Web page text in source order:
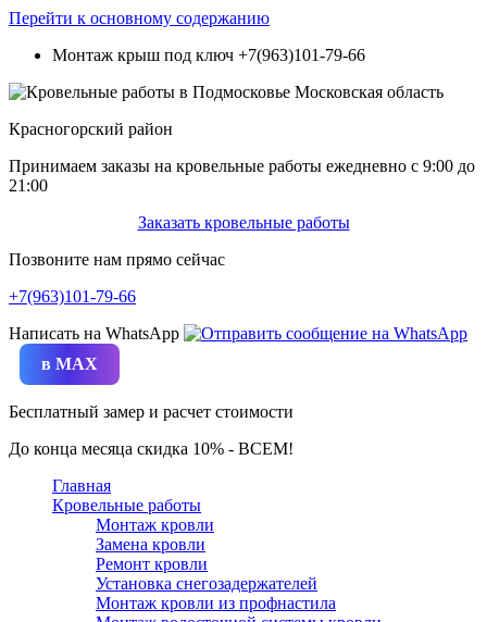
Перейти к основному содержанию
Монтаж крыш под ключ +7(963)101-79-66
Красногорский район
Принимаем заказы на кровельные работы ежедневно c 9:00 до
21:00
Заказать кровельные работы
Позвоните нам прямо сейчас
+7(963)101-79-66
Написать на WhatsApp
в MAX
Бесплатный замер и расчет стоимости
До конца месяца скидка 10% - ВСЕМ!
Главная
Кровельные работы
Монтаж кровли
Замена кровли
Ремонт кровли
Установка снегозадержателей
Монтаж кровли из профнастила